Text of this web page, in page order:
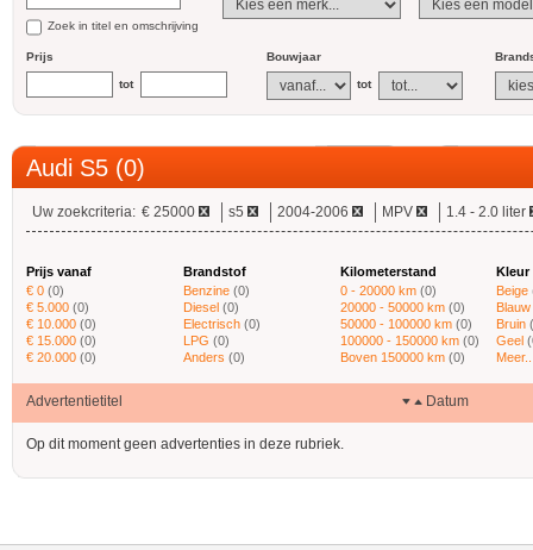
Zoek in titel en omschrijving
Prijs
tot
Bouwjaar
tot
Audi S5 (0)
Uw zoekcriteria: € 25000 s5 2004-2006 MPV 1.4 - 2.0 liter
Prijs vanaf
€ 0 (0)
€ 5.000 (0)
€ 10.000 (0)
€ 15.000 (0)
€ 20.000 (0)
Brandstof
Benzine (0)
Diesel (0)
Electrisch (0)
LPG (0)
Anders (0)
Kilometerstand
0 - 20000 km (0)
20000 - 50000 km (0)
50000 - 100000 km (0)
100000 - 150000 km (0)
Boven 150000 km (0)
Kleur
Beige
Blauw
Bruin
Geel
Advertentietitel Datum
Op dit moment geen advertenties in deze rubriek.